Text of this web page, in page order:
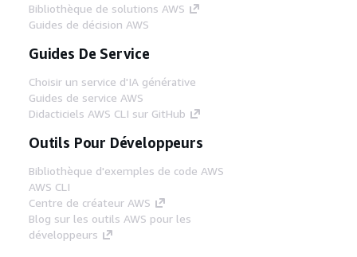
Bibliothèque de solutions AWS
Guides de décision AWS
Guides De Service
Choisir un service d'IA générative
Guides de service AWS
Didacticiels AWS CLI sur GitHub
Outils Pour Développeurs
Bibliothèque d'exemples de code AWS
AWS CLI
Centre de créateur AWS
Blog sur les outils AWS pour les
développeurs